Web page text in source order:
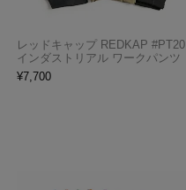
レッドキャップ REDKAP #PT20
インダストリアル ワークパンツ
¥7,700